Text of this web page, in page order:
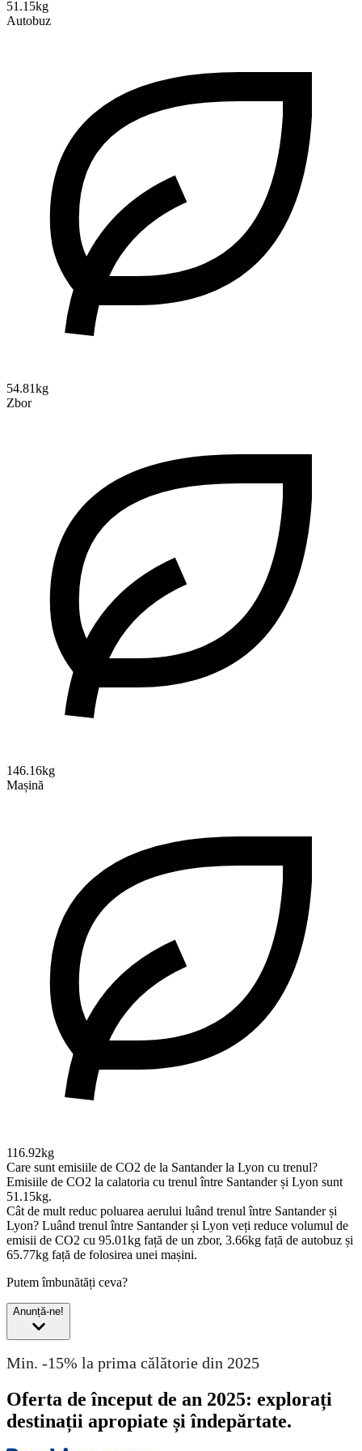
51.15kg
Autobuz
54.81kg
Zbor
146.16kg
Mașină
116.92kg
Care sunt emisiile de CO2 de la Santander la Lyon cu trenul?
Emisiile de CO2 la calatoria cu trenul între Santander și Lyon sunt
51.15kg.
Cât de mult reduc poluarea aerului luând trenul între Santander și
Lyon? Luând trenul între Santander și Lyon veți reduce volumul de
emisii de CO2 cu 95.01kg față de un zbor, 3.66kg față de autobuz și
65.77kg față de folosirea unei mașini.
Putem îmbunătăți ceva?
Anunță-ne!
Min. -15% la prima călătorie din 2025
Oferta de început de an 2025: explorați
destinații apropiate și îndepărtate.